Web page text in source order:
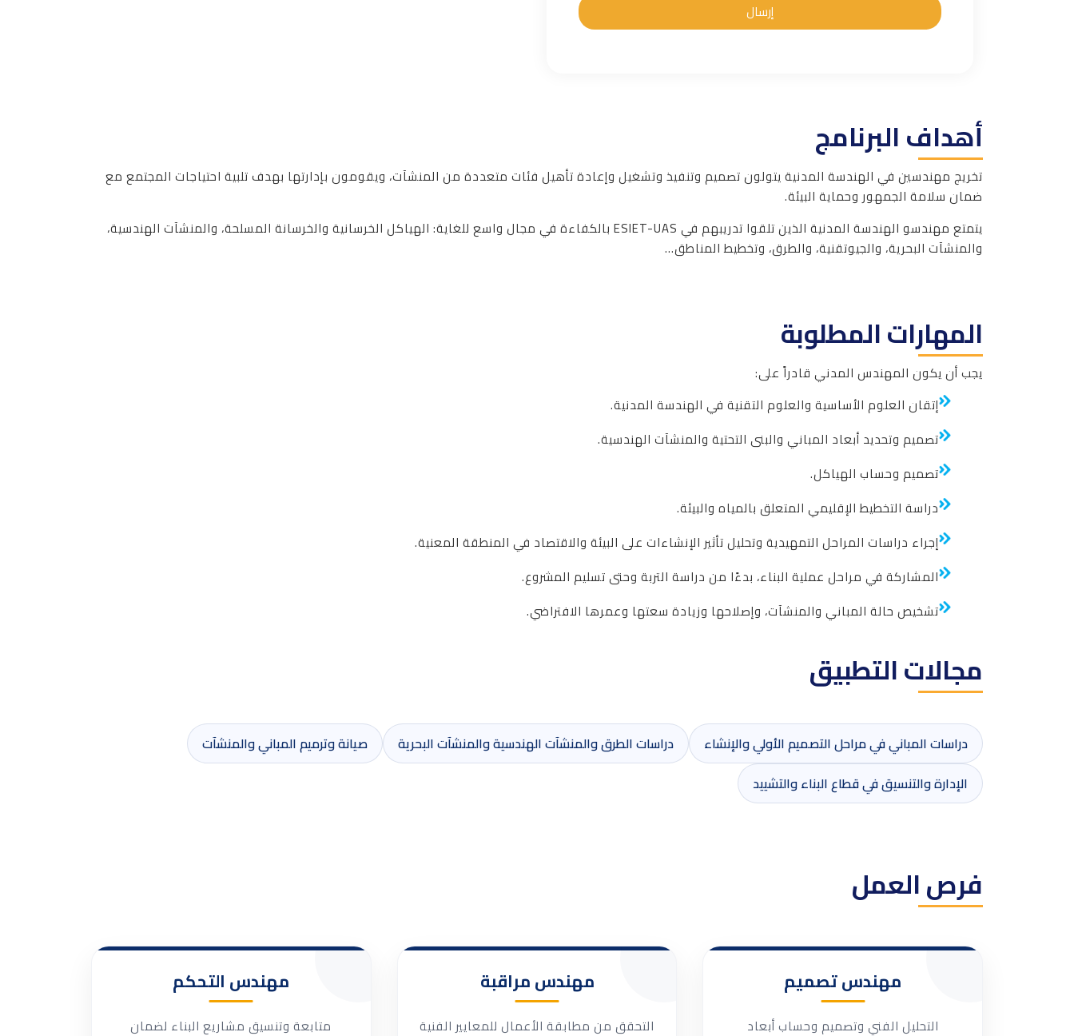
أهداف البرنامج
تخريج مهندسين في الهندسة المدنية يتولون تصميم وتنفيذ وتشغيل وإعادة تأهيل فئات متعددة من المنشآت، ويقومون بإدارتها بهدف تلبية احتياجات المجتمع مع
ضمان سلامة الجمهور وحماية البيئة.
يتمتع مهندسو الهندسة المدنية الذين تلقوا تدريبهم في ESIET-UAS بالكفاءة في مجال واسع للغاية: الهياكل الخرسانية والخرسانة المسلحة، والمنشآت الهندسية،
والمنشآت البحرية، والجيوتقنية، والطرق، وتخطيط المناطق…
المهارات المطلوبة
يجب أن يكون المهندس المدني قادراً على:
إتقان العلوم الأساسية والعلوم التقنية في الهندسة المدنية.
تصميم وتحديد أبعاد المباني والبنى التحتية والمنشآت الهندسية.
تصميم وحساب الهياكل.
دراسة التخطيط الإقليمي المتعلق بالمياه والبيئة.
إجراء دراسات المراحل التمهيدية وتحليل تأثير الإنشاءات على البيئة والاقتصاد في المنطقة المعنية.
المشاركة في مراحل عملية البناء، بدءًا من دراسة التربة وحتى تسليم المشروع.
تشخيص حالة المباني والمنشآت، وإصلاحها وزيادة سعتها وعمرها الافتراضي.
مجالات التطبيق
دراسات المباني في مراحل التصميم الأولي والإنشاء دراسات الطرق والمنشآت الهندسية والمنشآت البحرية
صيانة وترميم المباني والمنشآت
الإدارة والتنسيق في قطاع البناء والتشييد
فرص العمل
مهندس تصميم
التحليل الفني وتصميم وحساب أبعاد
مهندس مراقبة
التحقق من مطابقة الأعمال للمعايير الفنية
مهندس التحكم
متابعة وتنسيق مشاريع البناء لضمان